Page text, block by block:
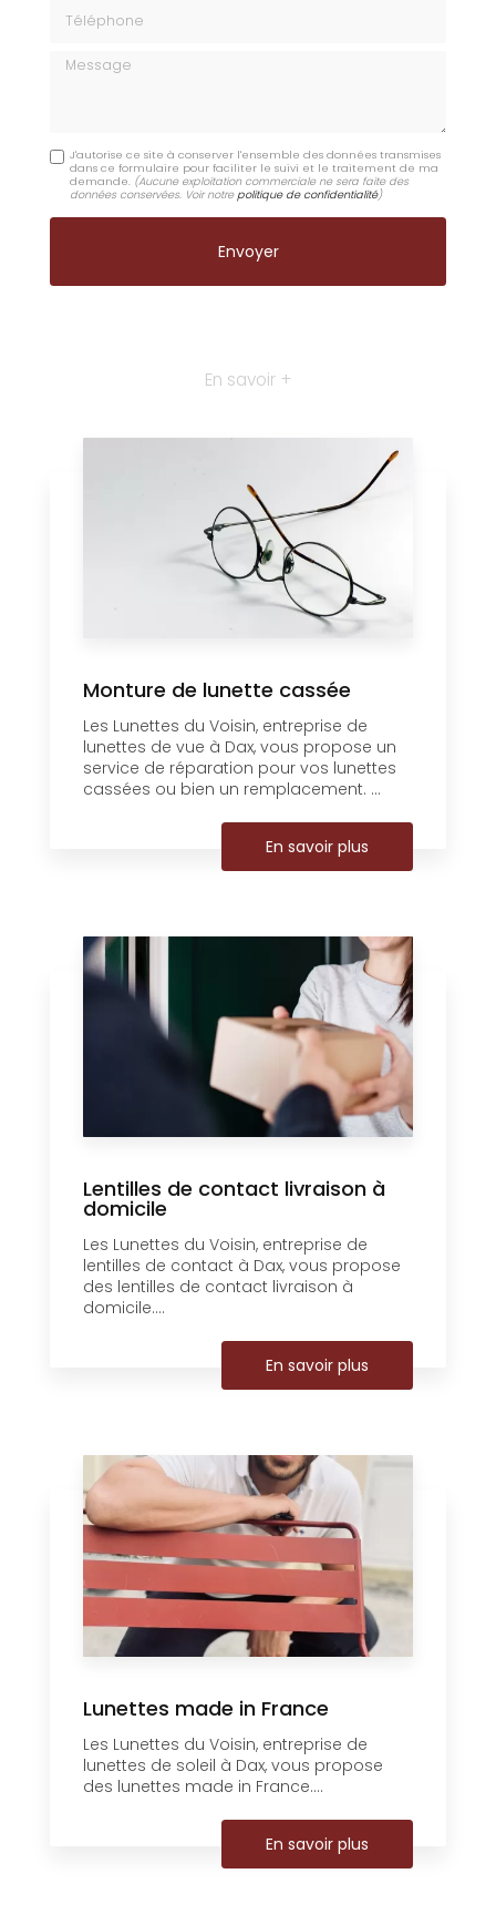
Message
J'autorise ce site à conserver l'ensemble des données transmises
dans ce formulaire pour faciliter le suivi et le traitement de ma
demande. (Aucune exploitation commerciale ne sera faite des
données conservées. Voir notrepolitique de confidentialité)
En savoir +
Monture de lunette cassée
Les Lunettes du Voisin, entreprise de
lunettes de vue à Dax, vous propose un
service de réparation pour vos lunettes
cassées ou bien un remplacement. ...
En savoir plus
Lentilles de contact livraison à
domicile
Les Lunettes du Voisin, entreprise de
lentilles de contact à Dax, vous propose
des lentilles de contact livraison à
domicile....
En savoir plus
Lunettes made in France
Les Lunettes du Voisin, entreprise de
lunettes de soleil à Dax, vous propose
des lunettes made in France....
En savoir plus